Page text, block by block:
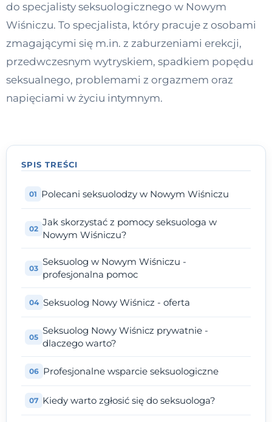
Dawka wiedzy
Kontakt
Dołącz do portalu
do specjalisty seksuologicznego w Nowym
Wiśniczu. To specjalista, który pracuje z osobami
zmagającymi się m.in. z zaburzeniami erekcji,
przedwczesnym wytryskiem, spadkiem popędu
seksualnego, problemami z orgazmem oraz
napięciami w życiu intymnym.
SPIS TREŚCI
Polecani seksuolodzy w Nowym Wiśniczu
Jak skorzystać z pomocy seksuologa w
Nowym Wiśniczu?
Seksuolog w Nowym Wiśniczu -
profesjonalna pomoc
Seksuolog Nowy Wiśnicz - oferta
Seksuolog Nowy Wiśnicz prywatnie -
dlaczego warto?
Profesjonalne wsparcie seksuologiczne
Kiedy warto zgłosić się do seksuologa?